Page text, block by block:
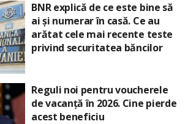
BNR explică de ce este bine să
ai și numerar în casă. Ce au
arătat cele mai recente teste
privind securitatea băncilor
Reguli noi pentru voucherele
de vacanță în 2026. Cine pierde
acest beneficiu